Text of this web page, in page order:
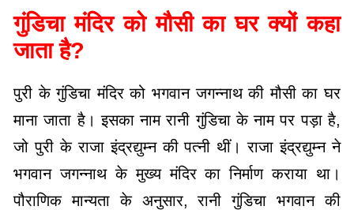
गुंडिचा मंदिर को मौसी का घर क्यों कहा
जाता है?
पुरी के गुंडिचा मंदिर को भगवान जगन्नाथ की मौसी का घर
माना जाता है। इसका नाम रानी गुंडिचा के नाम पर पड़ा है,
जो पुरी के राजा इंद्रद्युम्न की पत्नी थीं। राजा इंद्रद्युम्न ने
भगवान जगन्नाथ के मुख्य मंदिर का निर्माण कराया था।
पौराणिक मान्यता के अनुसार, रानी गुंडिचा भगवान की